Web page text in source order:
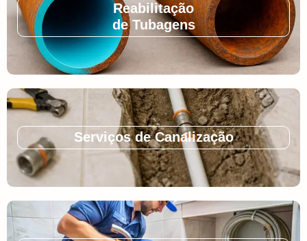
Reabilitação
de Tubagens
Serviços de Canalização